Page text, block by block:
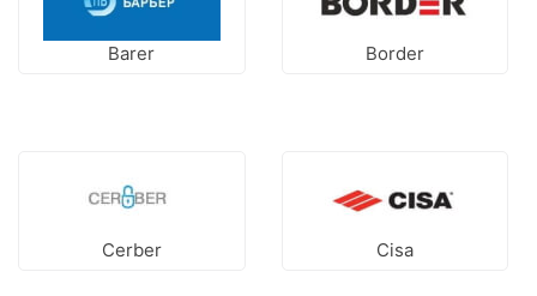
Barer Border
Cerber Cisa